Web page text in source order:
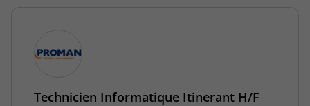
Technicien Informatique Itinerant H/F